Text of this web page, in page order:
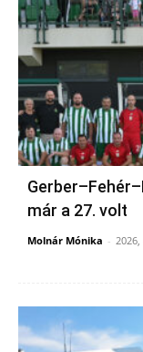
már a 27. volt
Molnár Mónika -